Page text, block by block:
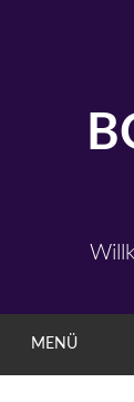
MENÜ